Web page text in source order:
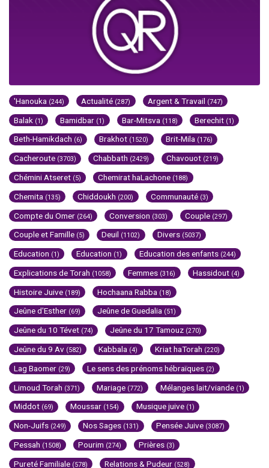
'Hanouka (244) Actualité (287) Argent & Travail (747)
Balak (1) Bamidbar (1) Bar-Mitsva (118) Berechit (1)
Beth-Hamikdach (6) Brakhot (1520) Brit-Mila (176)
Cacheroute (3703) Chabbath (2429) Chavouot (219)
Chémini Atseret (5) Chemirat haLachone (188)
Chemita (135) Chiddoukh (200) Communauté (3)
Compte du Omer (264) Conversion (303) Couple (297)
Couple et Famille (5) Deuil (1102) Divers (5037)
Education (1) Education (1) Education des enfants (244)
Explications de Torah (1058) Femmes (316) Hassidout (4)
Histoire Juive (189) Hochaana Rabba (18)
Jeûne d'Esther (69) Jeûne de Guedalia (51)
Jeûne du 10 Tévet (74) Jeûne du 17 Tamouz (270)
Jeûne du 9 Av (582) Kabbala (4) Kriat haTorah (220)
Lag Baomer (29) Le sens des prénoms hébraïques (2)
Limoud Torah (371) Mariage (772) Mélanges lait/viande (1)
Middot (69) Moussar (154) Musique juive (1)
Non-Juifs (249) Nos Sages (131) Pensée Juive (3087)
Pessah (1508) Pourim (274) Prières (3)
Pureté Familiale (578) Relations & Pudeur (528)